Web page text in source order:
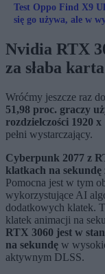
Test Oppo Find X9
się go używa, ale w
Nvidia RTX
za słaba
Wróćmy jeszcze raz
51,98 proc. graczy
rozdzielczości 1920
pełni wystarczający.
Cyberpunk 2077 z
klatkach na
Pomocna jest w tym
wykorzystujące AI
dodatkowych klatek.
klatek animacji na
RTX 3060 jest w
na sekundę w
aktywnym DLSS.